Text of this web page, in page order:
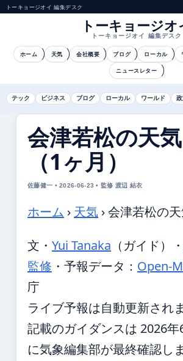
トーキョージオイ 編集デスク
トーキョージオ
トーキョージオイ 編集デスク
ホーム 天気 会社概要 ブログ ローカル
ニュースレター
テック ビジネス ブログ ローカル ワールド
会津若松の天気
（1ヶ月）
佐藤健一 • 2026-06-23 • 監修 渡辺 結衣
ホーム › 天気 ›会津若松の天
文・ Yui Tanaka （ガイド） ・
監修 ・ 予報データ： Open-
庁
ライブ予報は自動更新されま
記載のガイダンスは 2026年
に気象編集部が最終確認し